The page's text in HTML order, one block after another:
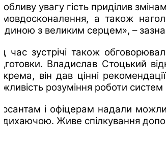
увагу гість приділив
а також
з великим серцем», –
час зустрічі також
Владислав Стоцький
він дав цінні
розуміння роботи
і офіцерам надали
Живе спілкування